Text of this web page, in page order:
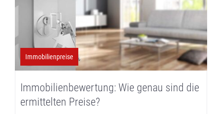
Immobilienpreise
Immobilienbewertung: Wie genau sind die
ermittelten Preise?